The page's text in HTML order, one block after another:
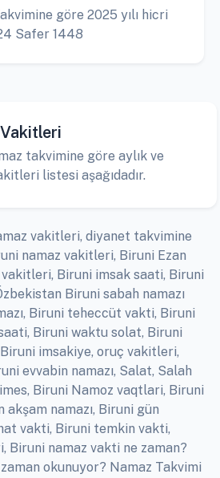
göre 2025 yılı hicri
Safer 1448
takvimine göre aylık ve
listesi aşağıdadır.
vakitleri, diyanet takvimine
namaz vakitleri, Biruni Ezan
Biruni imsak saati, Biruni
Biruni sabah namazı
Biruni teheccüt vakti, Biruni
Biruni waktu solat, Biruni
imsakiye, oruç vakitleri,
evvabin namazı, Salat, Salah
Biruni Namoz vaqtlari, Biruni
akşam namazı, Biruni gün
vakti, Biruni temkin vakti,
Biruni namaz vakti ne zaman?
zaman okunuyor? Namaz Takvimi